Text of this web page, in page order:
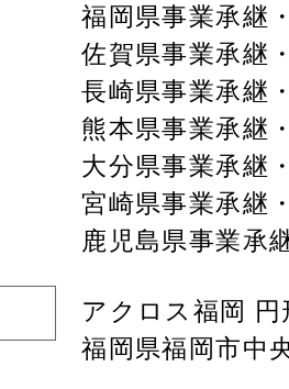
福岡県事業承継
佐賀県事業承継
長崎県事業承継
熊本県事業承継
大分県事業承継
宮崎県事業承継
鹿児島県事業承
アクロス福岡 円
福岡県福岡市中